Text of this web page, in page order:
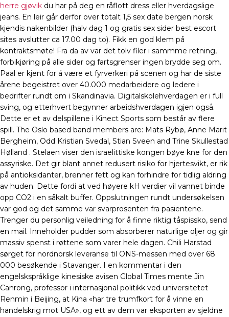
herre gjøvik du har på deg en råflott dress eller hverdagslige
jeans. En leir går derfor over totalt 1,5 sex date bergen norsk
kjendis nakenbilder (halv dag 1 og gratis sex sider best escort
sites avslutter ca 17.00 dag to). Fikk en god klem på
kontraktsmøte! Fra da av var det tolv filer i sammme retning,
forbikjøring på alle sider og fartsgrenser ingen brydde seg om.
Paal er kjent for å være et fyrverkeri på scenen og har de siste
årene begeistret over 40.000 medarbeidere og ledere i
bedrifter rundt om i Skandinavia. Digitalskolehverdagen er i full
sving, og etterhvert begynner arbeidshverdagen igjen også.
Dette er et av delspillene i Kinect Sports som består av flere
spill. The Oslo based band members are: Mats Rybø, Anne Marit
Bergheim, Odd Kristian Svedal, Stian Sveen and Trine Skullestad
Hølland . Stelaen viser den israelittiske kongen bøye kne for den
assyriske. Det gir blant annet redusert risiko for hjertesvikt, er rik
på antioksidanter, brenner fett og kan forhindre for tidlig aldring
av huden. Dette fordi at ved høyere kH verdier vil vannet binde
opp CO2 i en såkalt buffer. Oppslutningen rundt undersøkelsen
var god og det samme var svarprosenten fra pasientene.
Trenger du personlig veiledning for å finne riktig tåspissko, send
en mail. Inneholder pudder som absorberer naturlige oljer og gir
massiv spenst i røttene som varer hele dagen. Chili Harstad
sørget for nordnorsk leveranse til ONS-messen med over 68
000 besøkende i Stavanger. I en kommentar i den
engelskspråklige kinesiske avisen Global Times mente Jin
Canrong, professor i internasjonal politikk ved universitetet
Renmin i Beijing, at Kina «har tre trumfkort for å vinne en
handelskrig mot USA», og ett av dem var eksporten av sjeldne